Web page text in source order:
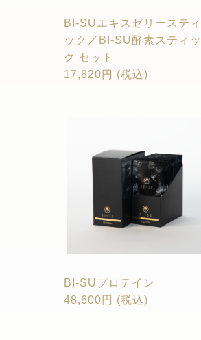
BI-SUエキスゼリースティ
ック／BI-SU酵素スティッ
ク セット
17,820円 (税込)
BI-SUプロテイン
48,600円 (税込)